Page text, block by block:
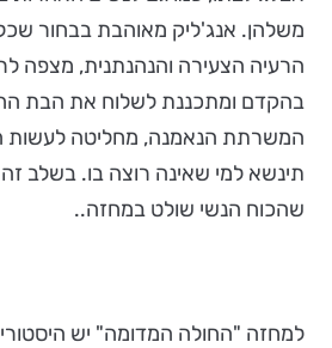
משלהן. אנג'ליק מאוהבת בבחור
הרעיה הצעירה והנהנתנית, מצפה
בהקדם ומתכננת לשלוח את הבת
המשרתת הנאמנה, מחליטה לעשות
תינשא למי שאינה רוצה בו. בשלב
שהכוח הנשי שולט במחזה..
למחזה "החולה המדומה" יש